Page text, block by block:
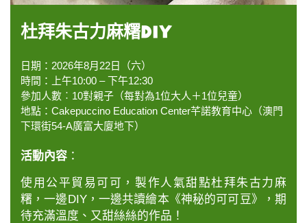
杜拜朱古力麻糬DIY
日期：2026年8月22日（六）
時間：上午10:00 – 下午12:30
參加人數︰10對親子（每對為1位大人＋1位兒童）
地點：Cakepuccino Education Center芊諾教育中心（澳門
下環街54-A廣富大廈地下）
活動內容 ：
使用公平貿易可可，製作人氣甜點杜拜朱古力麻
糬，一邊DIY，一邊共讀繪本《神秘的可可豆》，期
待充滿溫度、又甜絲絲的作品！